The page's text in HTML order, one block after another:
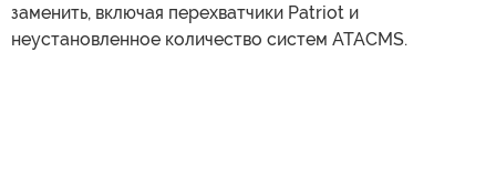
заменить, включая перехватчики Patriot и
неустановленное количество систем ATACMS.